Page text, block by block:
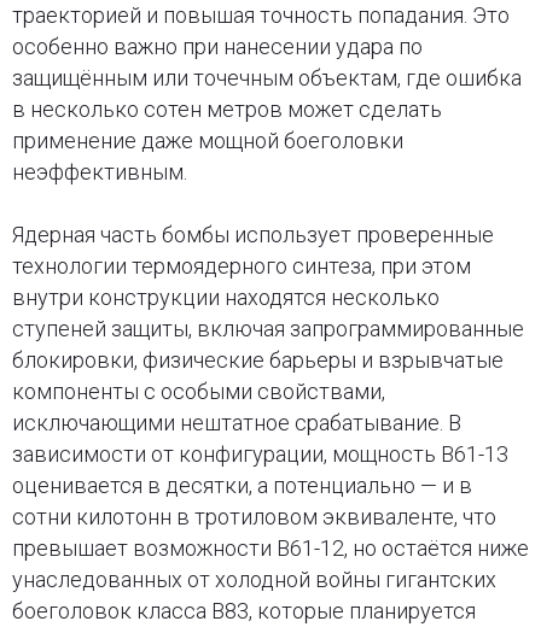
траекторией и повышая точность попадания. Это
особенно важно при нанесении удара по
защищённым или точечным объектам, где ошибка
в несколько сотен метров может сделать
применение даже мощной боеголовки
неэффективным.
Ядерная часть бомбы использует проверенные
технологии термоядерного синтеза, при этом
внутри конструкции находятся несколько
ступеней защиты, включая запрограммированные
блокировки, физические барьеры и взрывчатые
компоненты с особыми свойствами,
исключающими нештатное срабатывание. В
зависимости от конфигурации, мощность B61-13
оценивается в десятки, а потенциально — и в
сотни килотонн в тротиловом эквиваленте, что
превышает возможности B61-12, но остаётся ниже
унаследованных от холодной войны гигантских
боеголовок класса B83, которые планируется